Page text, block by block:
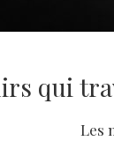
qui
Les